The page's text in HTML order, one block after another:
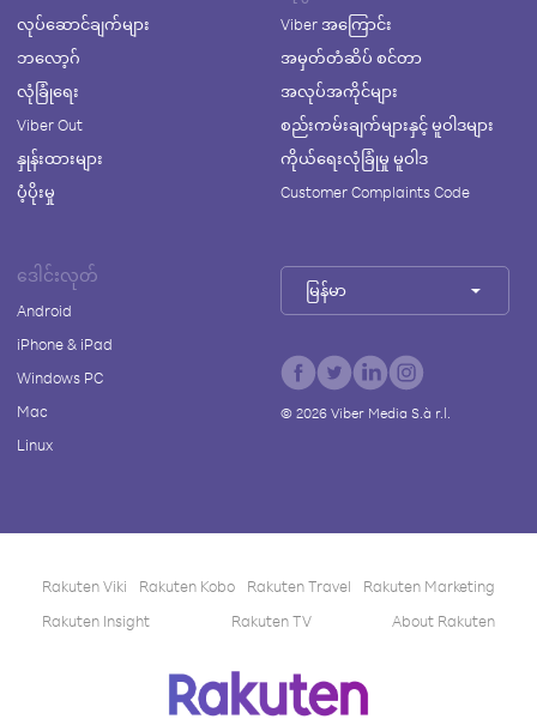
လုပ်ဆောင်ချက်များ
ဘလော့ဂ်
လုံခြုံရေး
Viber Out
နှုန်းထားများ
ပံ့ပိုးမှု
Viber အကြောင်း
အမှတ်တံဆိပ် စင်တာ
အလုပ်အကိုင်များ
စည်းကမ်းချက်များနှင့် မူဝါဒများ
ကိုယ်ရေးလုံခြုံမှု မူဝါဒ
Customer Complaints Code
ဒေါင်းလုတ်
Android
iPhone & iPad
Windows PC
Mac
Linux
မြန်မာ
© 2026Viber Media S.à r.l.
Rakuten Viki Rakuten Kobo Rakuten Travel
Rakuten Marketing
Rakuten Insight
Rakuten TV About Rakuten